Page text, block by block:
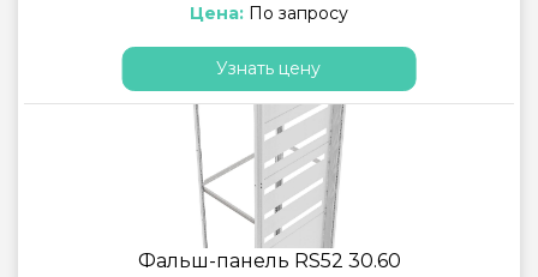
Цена: По запросу
Узнать цену
Фальш-панель RS52 30.60